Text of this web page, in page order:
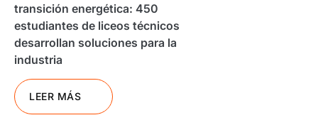
transición energética: 450
estudiantes de liceos técnicos
desarrollan soluciones para la
industria
LEER MÁS